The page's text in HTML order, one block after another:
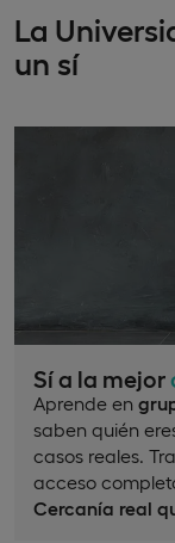
La
un sí
Sí a la mejor
Aprende en
saben quién
casos reales.
acceso
Cercanía real